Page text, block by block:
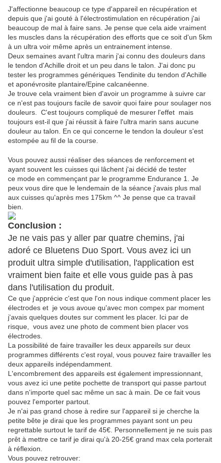
J'affectionne beaucoup ce type d'appareil en récupération et
depuis que j'ai gouté à l'électrostimulation en récupération j'ai
beaucoup de mal à faire sans. Je pense que cela aide vraiment
les muscles dans la récupération des efforts que ce soit d'un 5km
à un ultra voir même après un entrainement intense.
Deux semaines avant l'ultra marin j'ai connu des douleurs dans
le tendon d'Achille droit et un peu dans le talon. J'ai donc pu
tester les programmes génériques Tendinite du tendon d'Achille
et aponévrosite plantaire/Epine calcanéenne.
Je trouve cela vraiment bien d'avoir un programme à suivre car
ce n'est pas toujours facile de savoir quoi faire pour soulager nos
douleurs. C'est toujours compliqué de mesurer l'effet mais
toujours est-il que j'ai réussit à faire l'ultra marin sans aucune
douleur au talon. En ce qui concerne le tendon la douleur s'est
estompée au fil de la course.
Vous pouvez aussi réaliser des séances de renforcement et
ayant souvent les cuisses qui lâchent j'ai décidé de tester
ce mode en commençant par le programme Endurance 1. Je
peux vous dire que le lendemain de la séance j'avais plus mal
aux cuisses qu'après mes 175km ^^ Je pense que ca travail
bien.
Conclusion :
Je ne vais pas y aller par quatre chemins, j'ai
adoré ce Bluetens Duo Sport. Vous avez ici un
produit ultra simple d'utilisation, l'application est
vraiment bien faite et elle vous guide pas à pas
dans l'utilisation du produit.
Ce que j'apprécie c'est que l'on nous indique comment placer les
électrodes et je vous avoue qu'avec mon compex par moment
j'avais quelques doutes sur comment les placer. Ici par de
risque, vous avez une photo de comment bien placer vos
électrodes.
La possibilité de faire travailler les deux appareils sur deux
programmes différents c'est royal, vous pouvez faire travailler les
deux appareils indépendamment.
L'encombrement des appareils est également impressionnant,
vous avez ici une petite pochette de transport qui passe partout
dans n'importe quel sac même un sac à main. De ce fait vous
pouvez l'emporter partout.
Je n'ai pas grand chose à redire sur l'appareil si je cherche la
petite bête je dirai que les programmes payant sont un peu
regrettable surtout le tarif de 45€. Personnellement je ne suis pas
prêt à mettre ce tarif je dirai qu'à 20-25€ grand max cela porterait
à réflexion.
Vous pouvez retrouver: